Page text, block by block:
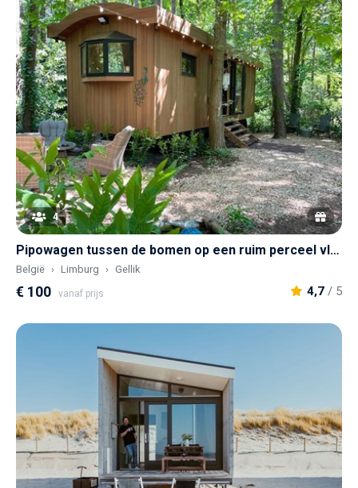
4
Pipowagen tussen de bomen op een ruim perceel vlakbij Maastricht
België Limburg Gellik
€ 100 vanaf prijs 4,7 / 5